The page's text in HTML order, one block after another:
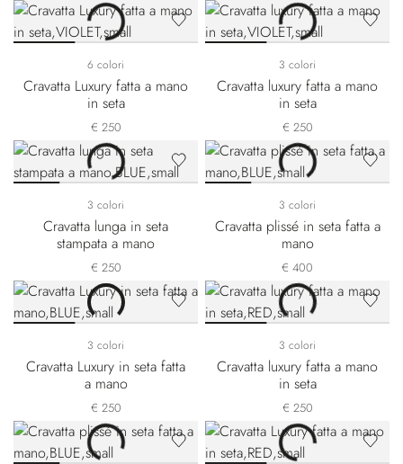
6 colori
Cravatta Luxury fatta a mano
in seta
€ 250
3 colori
Cravatta luxury fatta a mano
in seta
€ 250
3 colori
Cravatta lunga in seta
stampata a mano
€ 250
3 colori
Cravatta plissé in seta fatta a
mano
€ 400
3 colori
Cravatta Luxury in seta fatta
a mano
€ 250
3 colori
Cravatta luxury fatta a mano
in seta
€ 250